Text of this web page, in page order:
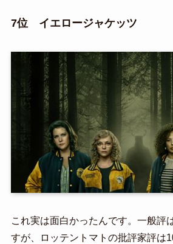
7位 イエロージャケッツ
これ実は面白かったんです。一般評
すが、ロッテントマトの批評家評は